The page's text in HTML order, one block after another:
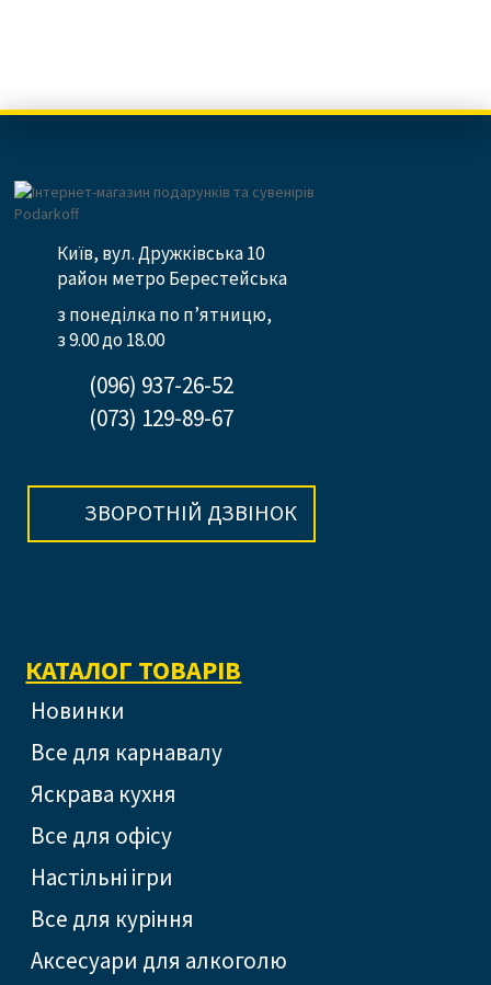
Київ, вул. Дружківська 10
район метро Берестейська
з понеділка по п’ятницю,
з 9.00 до 18.00
(096) 937-26-52
(073) 129-89-67
ЗВОРОТНІЙ ДЗВІНОК
КАТАЛОГ ТОВАРІВ
Новинки
Все для карнавалу
Яскрава кухня
Все для офісу
Настільні ігри
Все для куріння
Аксесуари для алкоголю